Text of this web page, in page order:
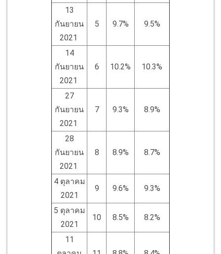
13
กันยายน
2021
5 9.7% 9.5%
14
กันยายน
2021
6 10.2% 10.3%
27
กันยายน
2021
7 9.3% 8.9%
28
กันยายน
2021
8 8.9% 8.7%
4 ตุลาคม
2021
9 9.6% 9.3%
5 ตุลาคม
2021
10 8.5% 8.2%
11